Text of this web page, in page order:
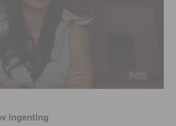
ingenting